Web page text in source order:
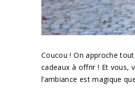
Coucou ! On approche
cadeaux à offrir ! Et vous,
l’ambiance est magique